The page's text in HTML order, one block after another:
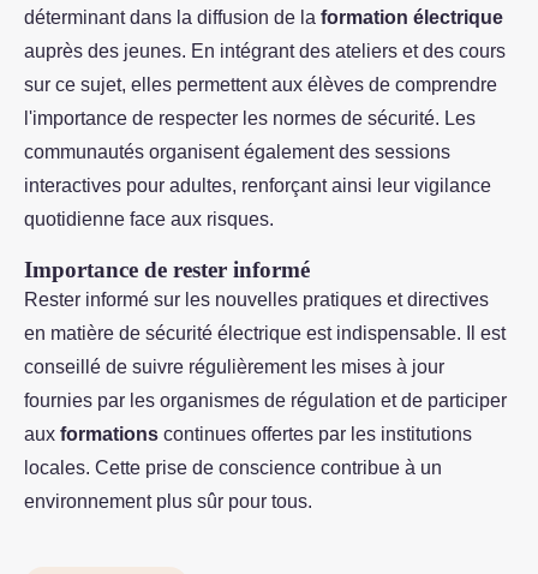
déterminant dans la diffusion de la formation électrique
auprès des jeunes. En intégrant des ateliers et des cours
sur ce sujet, elles permettent aux élèves de comprendre
l'importance de respecter les normes de sécurité. Les
communautés organisent également des sessions
interactives pour adultes, renforçant ainsi leur vigilance
quotidienne face aux risques.
Importance de rester informé
Rester informé sur les nouvelles pratiques et directives
en matière de sécurité électrique est indispensable. Il est
conseillé de suivre régulièrement les mises à jour
fournies par les organismes de régulation et de participer
aux formations continues offertes par les institutions
locales. Cette prise de conscience contribue à un
environnement plus sûr pour tous.